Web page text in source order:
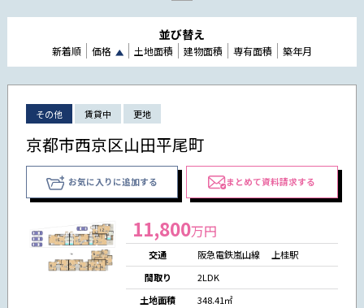
並び替え
新着順 価格 土地面積 建物面積 専有面積 築年月
その他 賃貸中 更地
京都市西京区山田平尾町
お気に入りに追加する まとめて資料請求する
11,800万円
交通
阪急電鉄嵐山線 上桂駅
間取り
2LDK
土地面積
348.41㎡